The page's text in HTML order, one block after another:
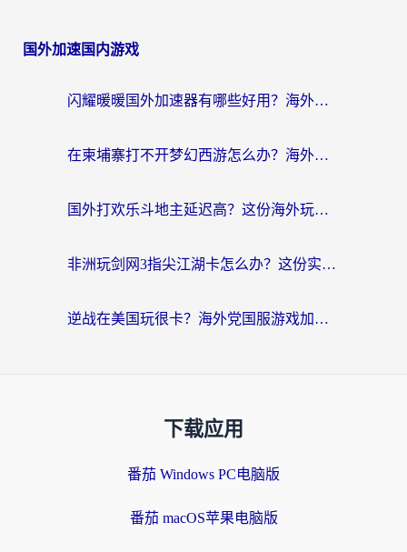
国外加速国内游戏
闪耀暖暖国外加速器有哪些好用？海外党亲测的国服游戏加速终极指南
在柬埔寨打不开梦幻西游怎么办？海外玩家国服游戏加速终极指南
国外打欢乐斗地主延迟高？这份海外玩家国服游戏加速指南帮你解决卡顿烦恼
非洲玩剑网3指尖江湖卡怎么办？这份实测有效的国服游戏加速指南请收好
逆战在美国玩很卡？海外党国服游戏加速终极指南（附DNF宝可梦加速技巧）
下载应用
番茄 Windows PC电脑版
番茄 macOS苹果电脑版